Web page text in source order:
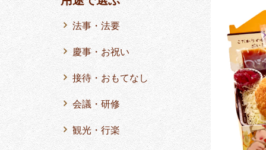
法事・法要
慶事・お祝い
接待・おもてなし
会議・研修
観光・行楽